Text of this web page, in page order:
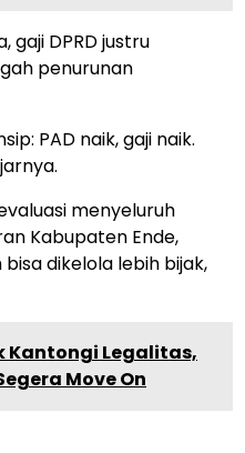
gaji DPRD justru
penurunan
PAD naik, gaji naik.
menyeluruh
Kabupaten Ende,
dikelola lebih bijak,
Kantongi Legalitas,
Move On